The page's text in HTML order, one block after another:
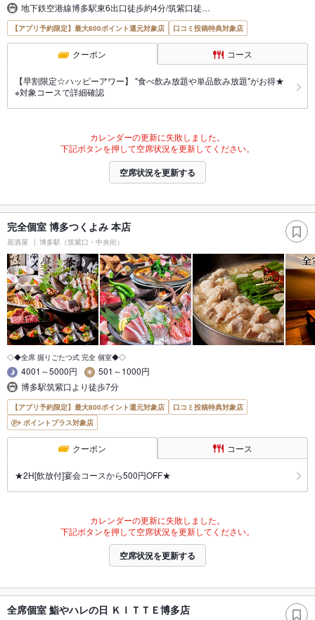
地下鉄空港線博多駅東6出口徒歩約4分/筑紫口徒…
【アプリ予約限定】最大800ポイント還元対象店 口コミ投稿特典対象店
クーポン コース
【早割限定☆ハッピーアワー】 "食べ飲み放題や単品飲み放題"がお得★
※対象コースで詳細確認
カレンダーの更新に失敗しました。
下記ボタンを押して空席状況を更新してください。
空席状況を更新する
完全個室 博多つくよみ 本店
居酒屋 博多駅（筑紫口・中央街）
◇◆全席 掘りごたつ式 完全 個室◆◇
4001～5000円
501～1000円
博多駅筑紫口より徒歩7分
【アプリ予約限定】最大800ポイント還元対象店
口コミ投稿特典対象店
ポイントプラス対象店
クーポン コース
★2H[飲放付]宴会コースから500円OFF★
カレンダーの更新に失敗しました。
下記ボタンを押して空席状況を更新してください。
空席状況を更新する
全席個室 鮨やハレの日 ＫＩＴＴＥ博多店